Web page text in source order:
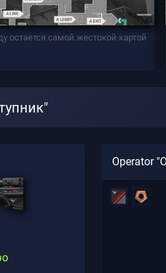
остается самой жестокой картой
Operator